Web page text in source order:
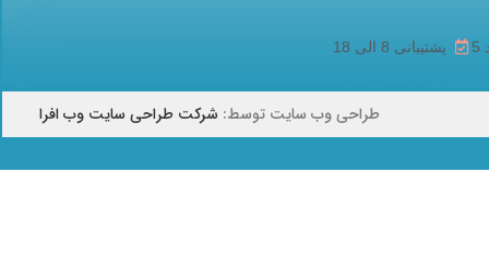
پشتیبانی 8 الی 18
طراحی وب سایت توسط: شرکت طراحی سایت وب افرا